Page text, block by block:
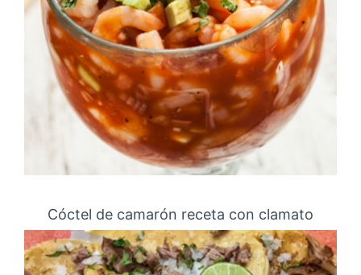
Cóctel de camarón receta con clamato